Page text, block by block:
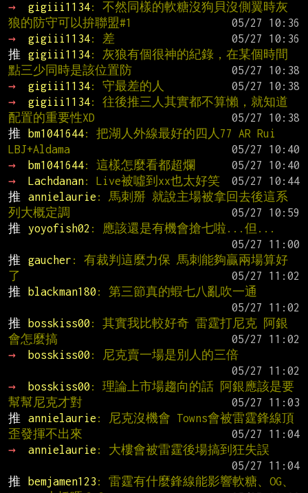
→ gigiii1134: 不然同樣的軟糖沒狗貝沒側翼時灰
狼的防守可以拚聯盟#1
→
gigiii1134: 差
推
gigiii1134: 灰狼有個很神的紀錄，在某個時間
點三少同時是該位置防
→
gigiii1134: 守最差的人
→
gigiii1134: 往後推三人其實都不算懶，就知道
配置的重要性XD
推
bm1041644: 把湖人外線最好的四人77 AR Rui
LBJ+Aldama
→
bm1041644: 這樣怎麼看都超爛
→
Lachdanan: Live被噓到xx也太好笑
推
annielaurie : 馬刺掰 就說主場被拿回去後這系
列大概定調
推
yoyofish02 : 應該還是有機會搶七啦...但...
推
gaucher : 有裁判這麼力保 馬刺能夠贏兩場算好
了
推
blackman180 : 第三節真的蝦七八亂吹一通
推
bosskiss00 : 其實我比較好奇 雷霆打尼克 阿銀
會怎麼搞
→
bosskiss00 : 尼克賣一場是別人的三倍
→
bosskiss00 : 理論上市場趨向的話 阿銀應該是要
幫幫尼克才對
推
annielaurie : 尼克沒機會 Towns會被雷霆鋒線頂
歪發揮不出來
→
annielaurie : 大樓會被雷霆後場搞到狂失誤
推
bemjamen123 : 雷霆有什麼鋒線能影響軟糖、OG、